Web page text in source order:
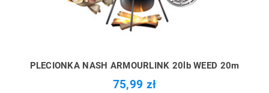
PLECIONKA NASH ARMOURLINK 20lb WEED 20m
75,99 zł